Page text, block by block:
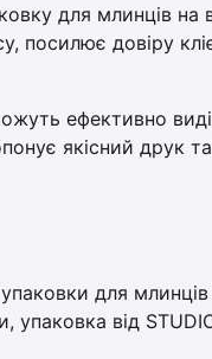
для млинців на
посилює довіру
ефективно
якісний друк
для млинців
упаковка від